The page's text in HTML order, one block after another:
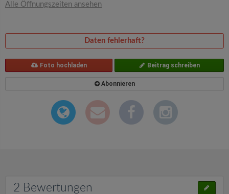
Alle Öffnungszeiten ansehen
Daten fehlerhaft?
Foto hochladen Beitrag schreiben
Abonnieren
2 Bewertungen
i
o
n